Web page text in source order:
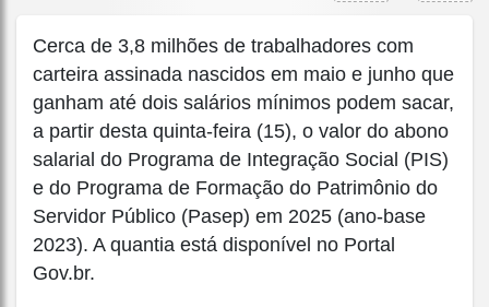
Cerca de 3,8 milhões de trabalhadores com
carteira assinada nascidos em maio e junho que
ganham até dois salários mínimos podem sacar,
a partir desta quinta-feira (15), o valor do abono
salarial do Programa de Integração Social (PIS)
e do Programa de Formação do Patrimônio do
Servidor Público (Pasep) em 2025 (ano-base
2023). A quantia está disponível no Portal
Gov.br.